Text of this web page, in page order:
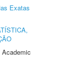
Exatas